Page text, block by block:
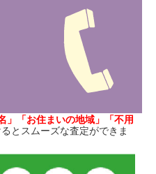
」「お住まいの地域」「不用
とスムーズな査定ができま